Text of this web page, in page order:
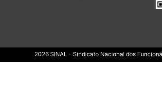
2026 SINAL – Sindicato Nacional dos